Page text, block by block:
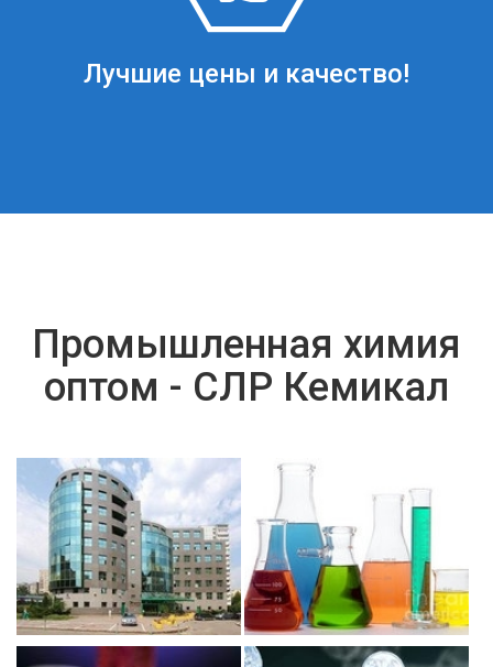
Лучшие цены и качество!
Промышленная химия
оптом - СЛР Кемикал